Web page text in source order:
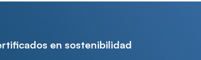
en sostenibilidad